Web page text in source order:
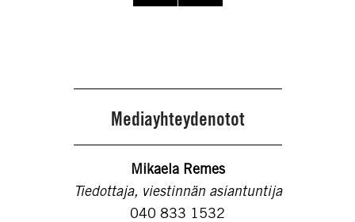
Mediayhteydenotot
Mikaela Remes
Tiedottaja, viestinnän asiantuntija
040 833 1532